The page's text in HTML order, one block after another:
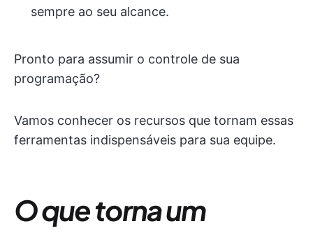
sempre ao seu alcance.
Pronto para assumir o controle de sua
programação?
Vamos conhecer os recursos que tornam essas
ferramentas indispensáveis para sua equipe.
O que torna um